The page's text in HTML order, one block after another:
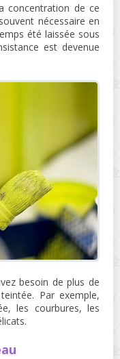
concentration de ce
nécessaire en
été laissée sous
est devenue
besoin de plus de
Par exemple,
les courbures, les